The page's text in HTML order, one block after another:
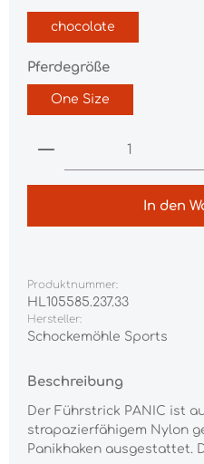
chocolate
Pferdegrößeauswählen
One Size
Produkt Anzahl:
In den
Produktnummer:
HL105585.237.33
Hersteller:
Schockemöhle Sports
Beschreibung
Der Führstrick PANIC ist
strapazierfähigem Nylon
Panikhaken ausgestattet.